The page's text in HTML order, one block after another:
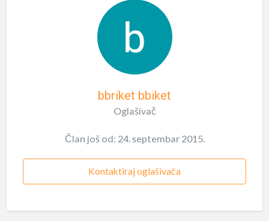
bbriket bbiket
Oglašivač
Član još od: 24. septembar 2015.
Kontaktiraj oglašivača